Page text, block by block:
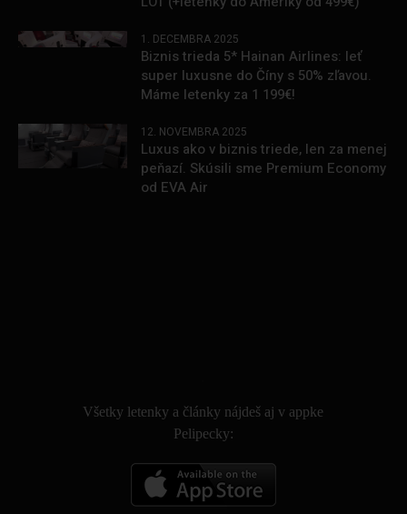
1. DECEMBRA 2025
Biznis trieda 5* Hainan Airlines: leť
super luxusne do Číny s 50% zľavou.
Máme letenky za 1 199€!
12. NOVEMBRA 2025
Luxus ako v biznis triede, len za menej
peňazí. Skúsili sme Premium Economy
od EVA Air
Všetky letenky a články nájdeš aj v appke
Pelipecky: